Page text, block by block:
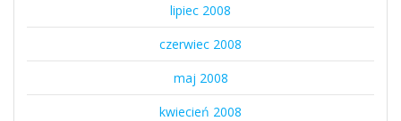
lipiec 2008
czerwiec 2008
maj 2008
kwiecień 2008